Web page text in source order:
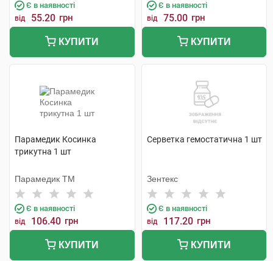
Є в наявності
від 55.20 грн
КУПИТИ
Є в наявності
від 75.00 грн
КУПИТИ
Парамедик Косинка
трикутна 1 шт
Парамедик ТМ
Є в наявності
від 106.40 грн
КУПИТИ
Серветка гемостатична 1 шт
Зентекс
Є в наявності
від 117.20 грн
КУПИТИ